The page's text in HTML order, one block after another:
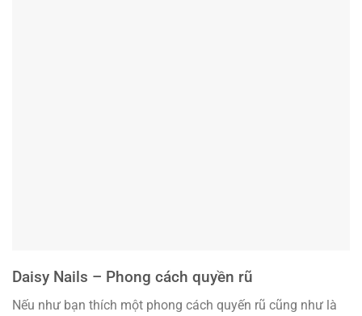
Daisy Nails – Phong cách quyền rũ
Nếu như bạn thích một phong cách quyến rũ cũng như là